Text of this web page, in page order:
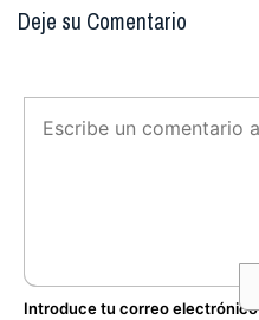
Deje su Comentario
Introduce tu correo electrónico